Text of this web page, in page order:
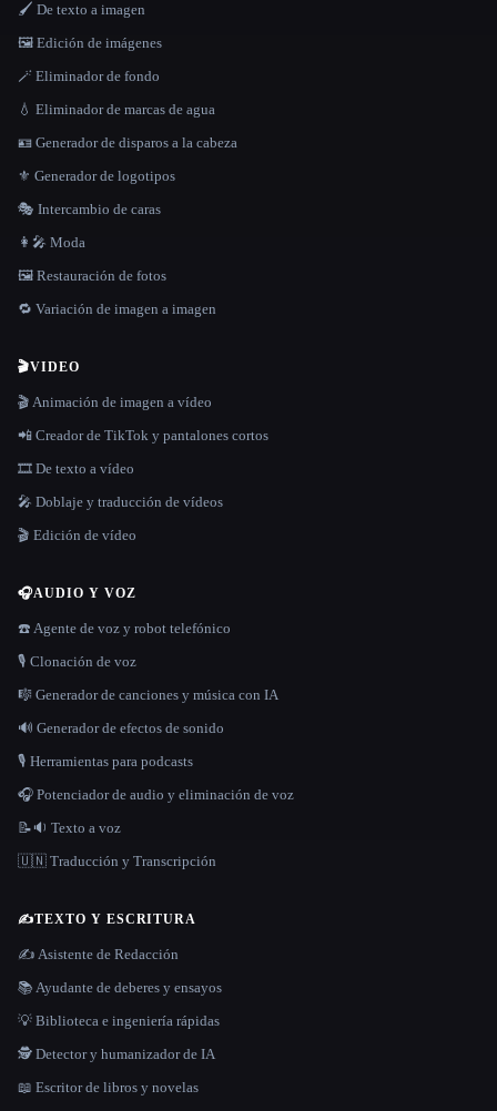
🖌️ De texto a imagen
🖼️ Edición de imágenes
🪄 Eliminador de fondo
💧 Eliminador de marcas de agua
🪪 Generador de disparos a la cabeza
⚜️ Generador de logotipos
🎭 Intercambio de caras
👩‍🎤 Moda
🖼️ Restauración de fotos
🔁 Variación de imagen a imagen
🎬VIDEO
🎬 Animación de imagen a vídeo
📲 Creador de TikTok y pantalones cortos
🎞️ De texto a vídeo
🎤 Doblaje y traducción de vídeos
🎬 Edición de vídeo
🎧AUDIO Y VOZ
☎️ Agente de voz y robot telefónico
🎙️ Clonación de voz
🎼 Generador de canciones y música con IA
🔊 Generador de efectos de sonido
🎙️ Herramientas para podcasts
🎧 Potenciador de audio y eliminación de voz
📝🔉 Texto a voz
🇺🇳 Traducción y Transcripción
✍️TEXTO Y ESCRITURA
✍️ Asistente de Redacción
📚 Ayudante de deberes y ensayos
💡 Biblioteca e ingeniería rápidas
🕵️ Detector y humanizador de IA
📖 Escritor de libros y novelas